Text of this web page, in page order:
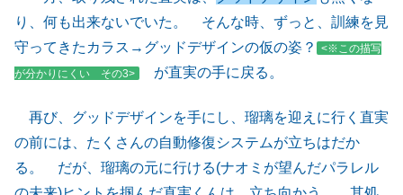
り、何も出来ないでいた。 そんな時、ずっと、訓練を見
守ってきたカラス→グッドデザインの仮の姿？
<※この描写
が分かりにくい その3>
が直実の手に戻る。
再び、グッドデザインを手にし、瑠璃を迎えに行く直実
の前には、たくさんの自動修復システムが立ちはだか
る。 だが、瑠璃の元に行ける(ナオミが望んだパラレル